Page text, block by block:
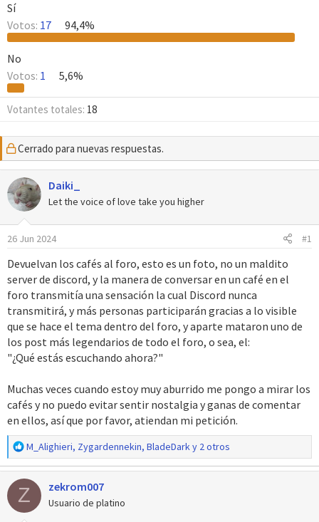
d
e
i
c
i
Sí
Votos: 17 94,4%
No
Votos: 1 5,6%
Votantes totales 18
Cerrado para nuevas respuestas.
Daiki_
Let the voice of love take you higher
26 Jun 2024 #1
Devuelvan los cafés al foro, esto es un foto, no un maldito
server de discord, y la manera de conversar en un café en el
foro transmitía una sensación la cual Discord nunca
transmitirá, y más personas participarán gracias a lo visible
que se hace el tema dentro del foro, y aparte mataron uno de
los post más legendarios de todo el foro, o sea, el:
"¿Qué estás escuchando ahora?"
Muchas veces cuando estoy muy aburrido me pongo a mirar los
cafés y no puedo evitar sentir nostalgia y ganas de comentar
en ellos, así que por favor, atiendan mi petición.
R
e
a
c
c
i
M_Alighieri, Zygardennekin, BladeDarky 2 otros
Z zekrom007
Usuario de platino